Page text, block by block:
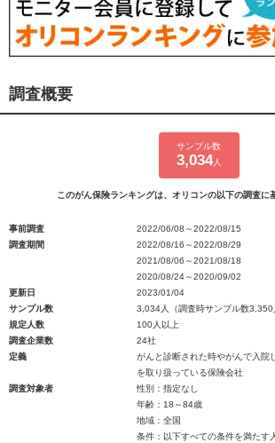
調査概要
サンプル数
3,034人
このがん保険ランキングは、オリコンの以下の調査に
事前調査
2022/06/08～2022/08/15
調査期間
2022/08/16～2022/08/29
2021/08/06～2021/08/18
2020/08/24～2020/09/02
更新日
2023/01/04
サンプル数
3,034人（調査時サンプル数3,350
規定人数
100人以上
調査企業数
24社
定義
がんと診断された時やがんで入院
を取り扱っている保険会社
調査対象者
性別：指定なし
年齢：18～84歳
地域：全国
条件：以下すべての条件を満たす人